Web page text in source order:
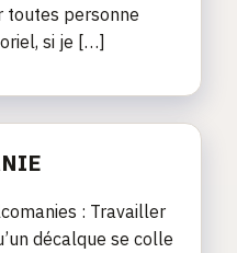
toutes personne
si je […]
: Travailler
décalque se colle